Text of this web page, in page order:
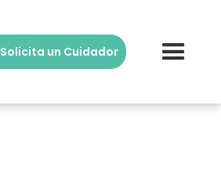
Solicita un Cuidador